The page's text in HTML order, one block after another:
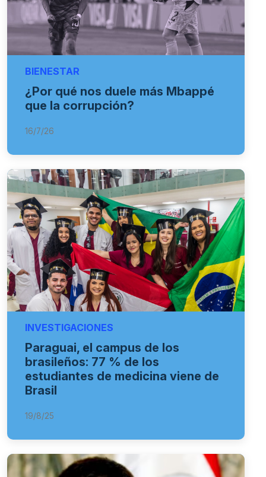
BIENESTAR
¿Por qué nos duele más Mbappé
que la corrupción?
16/7/26
INVESTIGACIONES
Paraguai, el campus de los
brasileños: 77 % de los
estudiantes de medicina viene de
Brasil
19/8/25